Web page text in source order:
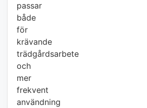
passar
både
för
krävande
trädgårdsarbete
och
mer
frekvent
användning